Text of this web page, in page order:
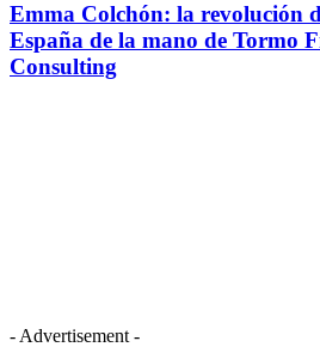
Emma Colchón: la revolución
España de la mano de Tormo
Consulting
- Advertisement -